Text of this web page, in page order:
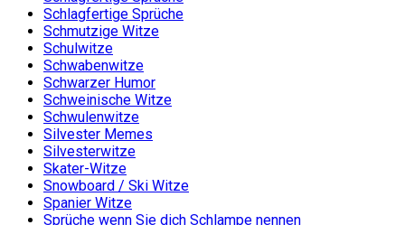
Schlagfertige Sprüche
Schmutzige Witze
Schulwitze
Schwabenwitze
Schwarzer Humor
Schweinische Witze
Schwulenwitze
Silvester Memes
Silvesterwitze
Skater-Witze
Snowboard / Ski Witze
Spanier Witze
Sprüche wenn Sie dich Schlampe nennen